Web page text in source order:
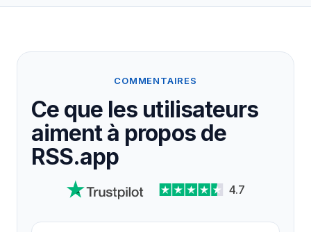
COMMENTAIRES
Ce que les utilisateurs
aiment à propos de
RSS.app
4.7